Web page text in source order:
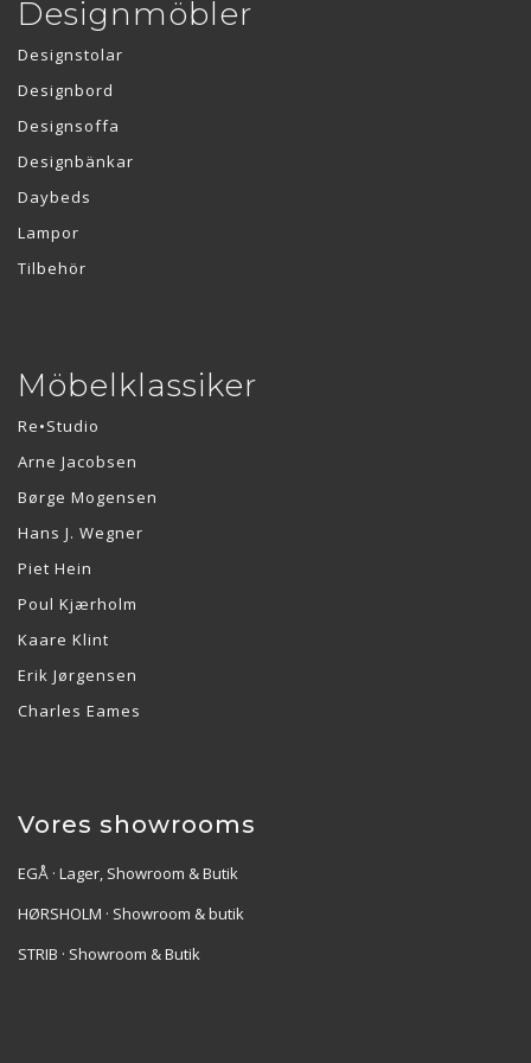
Designmöbler
Designstolar
Designbord
Designsoffa
Designbänkar
Daybeds
Lampor
Tilbehör
Möbelklassiker
Re•Studio
Arne Jacobsen
Børge Mogensen
Hans J. Wegner
Piet Hein
Poul Kjærholm
Kaare Klint
Erik Jørgensen
Charles Eames
Vores showrooms
EGÅ · Lager, Showroom & Butik
HØRSHOLM · Showroom & butik
STRIB · Showroom & Butik